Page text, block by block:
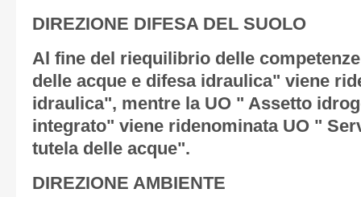
DIREZIONE DIFESA DEL SUOLO
Al fine del riequilibrio delle
delle acque e difesa idraulica" viene
idraulica", mentre la UO " Assetto
integrato" viene ridenominata UO "
tutela delle acque".
DIREZIONE AMBIENTE